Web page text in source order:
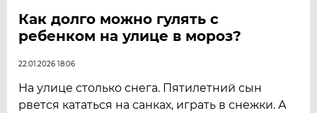
Как долго можно гулять с
ребенком на улице в мороз?
22.01.2026 18:06
На улице столько снега. Пятилетний сын
рвется кататься на санках, играть в снежки. А